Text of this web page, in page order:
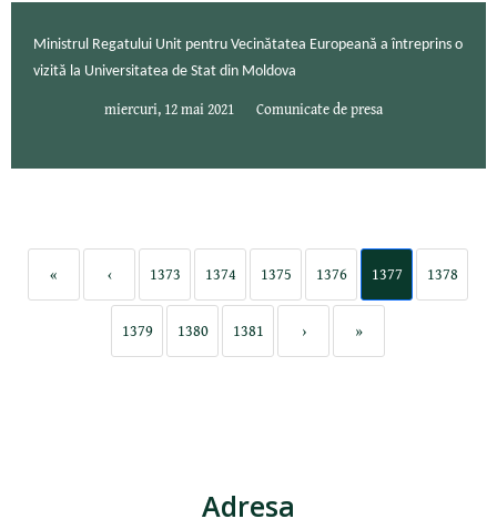
Ministrul Regatului Unit pentru Vecinătatea Europeană a întreprins o
vizită la Universitatea de Stat din Moldova
miercuri, 12 mai 2021 Comunicate de presa
« ‹ 1373 1374 1375 1376 1377 1378
1379 1380 1381 › »
Adresa